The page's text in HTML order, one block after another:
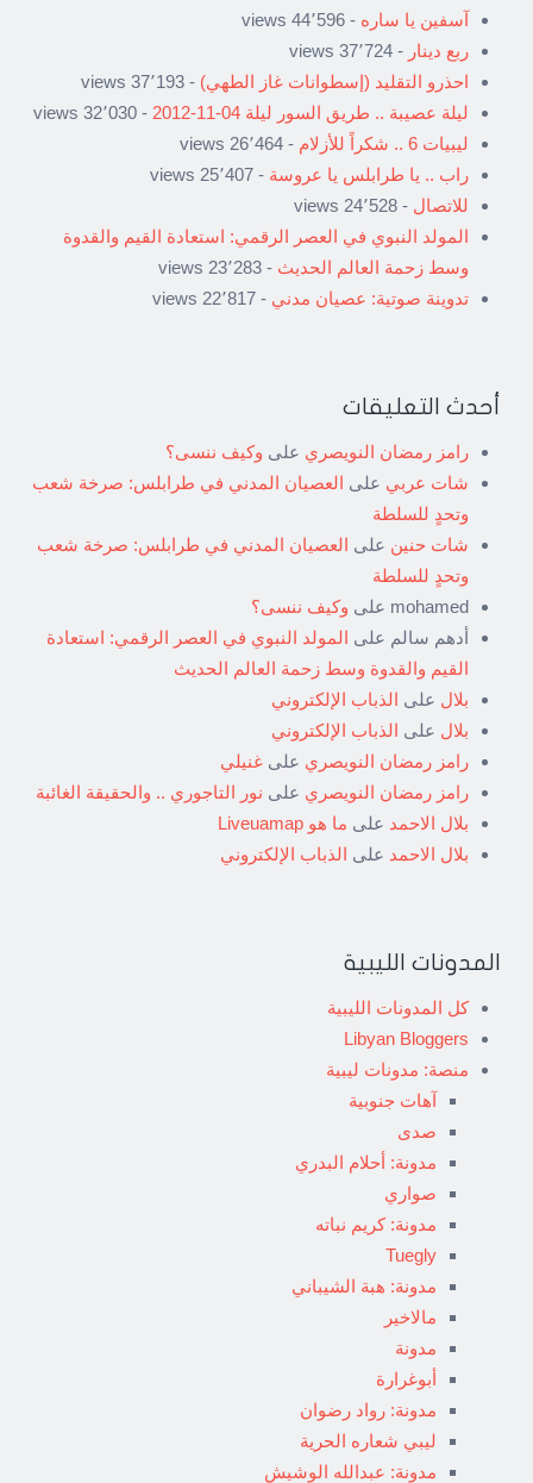
آسفين يا ساره - 44٬596 views
ربع دينار - 37٬724 views
احذرو التقليد (إسطوانات غاز الطهي) - 37٬193 views
ليلة عصيبة .. طريق السور ليلة 04-11-2012
- 32٬030 views
ليبيات 6 .. شكراً للأزلام
- 26٬464 views
راب .. يا طرابلس يا عروسة - 25٬407 views
للاتصال - 24٬528 views
المولد النبوي في العصر الرقمي: استعادة القيم والقدوة
وسط زحمة العالم الحديث - 23٬283 views
تدوينة صوتية: عصيان مدني - 22٬817 views
أحدث التعليقات
رامز رمضان النويصري على وكيف ننسى؟
شات عربي على العصيان المدني في طرابلس: صرخة شعب
وتحدٍ للسلطة
شات حنين على العصيان المدني في طرابلس: صرخة شعب
وتحدٍ للسلطة
mohamed على وكيف ننسى؟
أدهم سالم على المولد النبوي في العصر الرقمي: استعادة
القيم والقدوة وسط زحمة العالم الحديث
بلال على الذباب الإلكتروني
بلال على الذباب الإلكتروني
رامز رمضان النويصري على غنيلي
رامز رمضان النويصري على نور التاجوري .. والحقيقة الغائبة
بلال الاحمد على ما هو Liveuamap
بلال الاحمد على الذباب الإلكتروني
المدونات الليبية
كل المدونات الليبية
Libyan Bloggers
منصة: مدونات ليبية
آهات جنوبية
صدى
مدونة: أحلام البدري
صواري
مدونة: كريم نباته
Tuegly
مدونة: هبة الشيباني
مالاخير
مدونة
أبوغرارة
مدونة: رواد رضوان
ليبي شعاره الحرية
مدونة: عبدالله الوشيش